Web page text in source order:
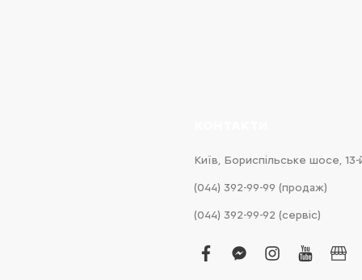
Київ, Бориспільське шосе, 13-
(044) 392-99-99 (продаж)
(044) 392-99-92 (сервіс)
facebook
facebook-
instagram
youtube